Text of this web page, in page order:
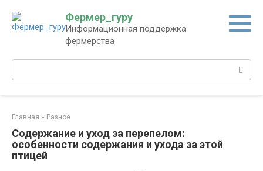
контенту
Фермер_гуру
Информационная поддержка
фермерства
Поиск:
Главная » Разное
Содержание и уход за перепелом:
особенности содержания и ухода за этой
птицей